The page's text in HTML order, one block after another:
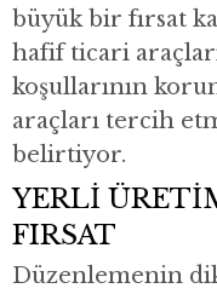
büyük bir fırsat
hafif ticari
koşullarının
araçları tercih
belirtiyor.
YERLİ
FIRSAT
Düzenlemenin